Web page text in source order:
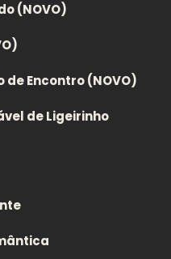
(NOVO)
Encontro (NOVO)
de Ligeirinho